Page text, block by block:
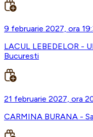
9 februarie 2027, ora
LACUL LEBEDELOR -
Bucuresti
21 februarie 2027, ora
CARMINA BURANA -